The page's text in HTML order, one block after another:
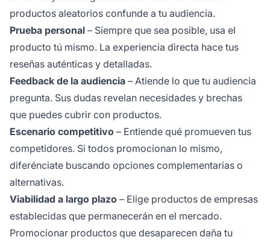
productos aleatorios confunde a tu audiencia.
Prueba personal – Siempre que sea posible, usa el
producto tú mismo. La experiencia directa hace tus
reseñas auténticas y detalladas.
Feedback de la audiencia – Atiende lo que tu audiencia
pregunta. Sus dudas revelan necesidades y brechas
que puedes cubrir con productos.
Escenario competitivo – Entiende qué promueven tus
competidores. Si todos promocionan lo mismo,
diferénciate buscando opciones complementarias o
alternativas.
Viabilidad a largo plazo – Elige productos de empresas
establecidas que permanecerán en el mercado.
Promocionar productos que desaparecen daña tu